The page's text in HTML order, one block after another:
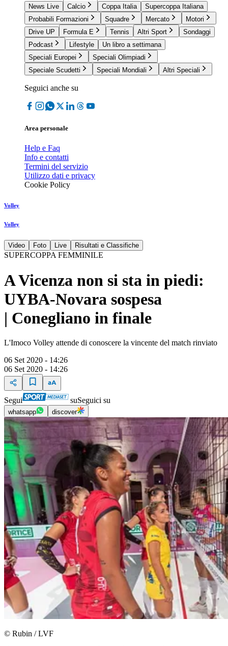
News Live
Calcio Coppa Italia
Supercoppa Italiana
Probabili Formazioni
Squadre Mercato
Motori
Drive UP
Formula E Tennis Altri Sport
Sondaggi
Podcast
Lifestyle
Un libro a settimana
Speciali Europei
Speciali Olimpiadi
Speciale Scudetti
Speciali Mondiali Altri Speciali
Seguici anche su
Area personale
Help e Faq
Info e contatti
Termini del servizio
Utilizzo dati e privacy
Cookie Policy
Volley
Volley
Video Foto Live Risultati e Classifiche
SUPERCOPPA FEMMINILE
A Vicenza non si sta in piedi:
UYBA-Novara sospesa
| Conegliano in finale
L'Imoco Volley attende di conoscere la vincente del match rinviato
06 Set 2020 - 14:26
06 Set 2020 - 14:26
Segui suSeguici su
whatsapp discover
© Rubin / LVF